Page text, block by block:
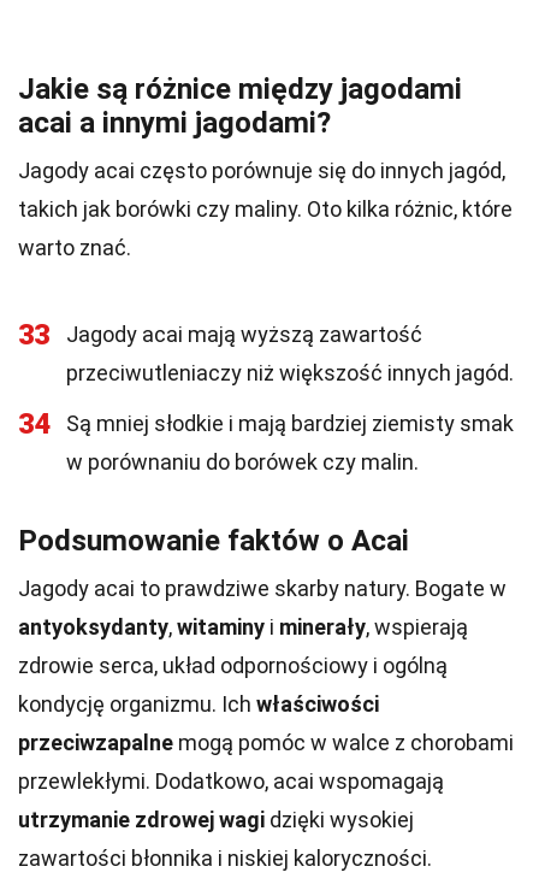
Jakie są różnice między jagodami
acai a innymi jagodami?
Jagody acai często porównuje się do innych jagód,
takich jak borówki czy maliny. Oto kilka różnic, które
warto znać.
33
Jagody acai mają wyższą zawartość
przeciwutleniaczy niż większość innych jagód.
34
Są mniej słodkie i mają bardziej ziemisty smak
w porównaniu do borówek czy malin.
Podsumowanie faktów o Acai
Jagody acai to prawdziwe skarby natury. Bogate w
antyoksydanty,witaminy i minerały, wspierają
zdrowie serca, układ odpornościowy i ogólną
kondycję organizmu. Ich właściwości
przeciwzapalne mogą pomóc w walce z chorobami
przewlekłymi. Dodatkowo, acai wspomagają
utrzymanie zdrowej wagi dzięki wysokiej
zawartości błonnika i niskiej kaloryczności.